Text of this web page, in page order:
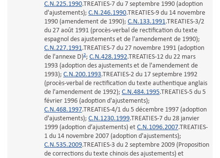
C.N.225.1990.TREATIES-7 du 7 septembre 1990 (adoption
d'ajustements); C.N.246.1990.TREATIES-9 du 14 novembre
1990 (amendement de 1990); C.N.133.1991.TREATIES-3/2
du 27 août 1991 (procès-verbal de rectification du texte
espagnol des ajustements et de l'amendement de 1990);
C.N.227.1991.TREATIES-7 du 27 novembre 1991 (adoption
de l'annexe D)2; C.N.428.1992.TREATIES-12 du 22 mars
1993 (adoption des ajustements et de l'amendement de
1993); C.N.200.1993.TREATIES-2 du 17 septembre 1992
(procès-verbal de rectification du texte authentique anglais
de l'amendement de 1992); C.N.484.1995.TREATIES-5 du 5
février 1996 (adoption d'ajustements);
C.N.468.1997.TREATIES-4/1 du 5 décembre 1997 (adoption
d'ajustements); C.N.1230.1999.TREATIES-7 du 28 janvier
1999 (adoption d’ajustements) et C.N.1096.2007.TREATIES-
1 du 14 novembre 2007 (adoption d'ajustements);
C.N.535.2009.TREATIES-3 du 2 septembre 2009 (Proposition
de corrections du texte chinois des ajustements) et